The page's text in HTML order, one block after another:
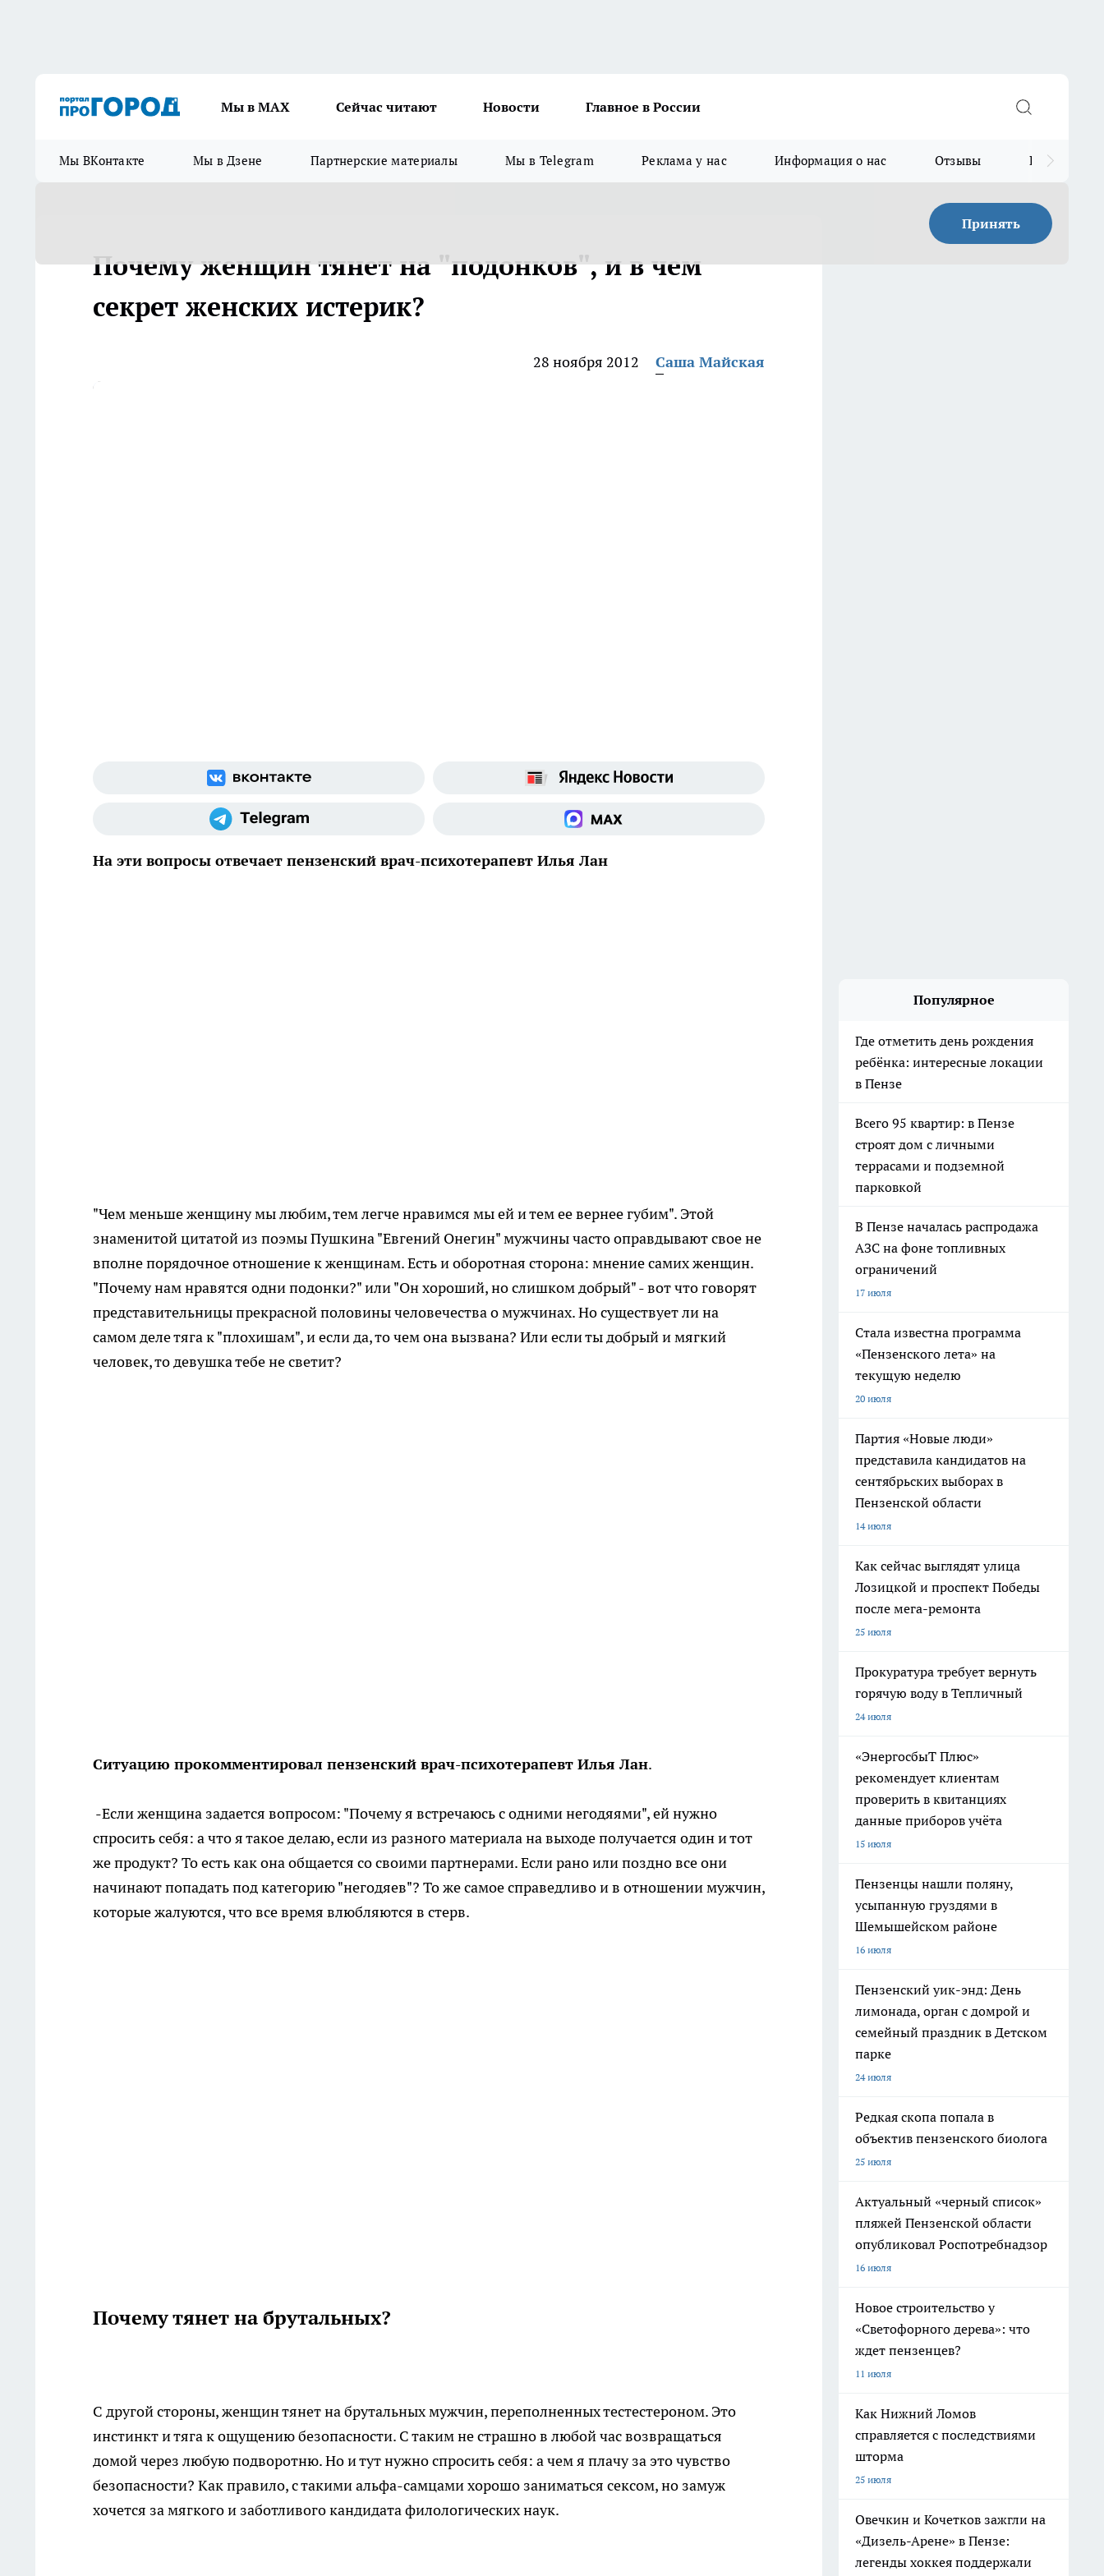
Мы в МАХ Сейчас читают Новости Главное в России
Мы ВКонтакте Мы в Дзене Партнерские материалы Мы в Telegram Реклама у нас Информация о нас Отзывы Прайс для
Принять
Почему женщин тянет на "подонков", и в чем
секрет женских истерик?
28 ноября 2012 Саша Майская
На эти вопросы отвечает пензенский врач-психотерапевт Илья Лан
"Чем меньше женщину мы любим, тем легче нравимся мы ей и тем ее вернее губим". Этой
знаменитой цитатой из поэмы Пушкина "Евгений Онегин" мужчины часто оправдывают свое не
вполне порядочное отношение к женщинам. Есть и оборотная сторона: мнение самих женщин.
"Почему нам нравятся одни подонки?" или "Он хороший, но слишком добрый" - вот что говорят
представительницы прекрасной половины человечества о мужчинах. Но существует ли на
самом деле тяга к "плохишам", и если да, то чем она вызвана? Или если ты добрый и мягкий
человек, то девушка тебе не светит?
Ситуацию прокомментировал пензенский врач-психотерапевт Илья Лан.
-Если женщина задается вопросом: "Почему я встречаюсь с одними негодяями", ей нужно
спросить себя: а что я такое делаю, если из разного материала на выходе получается один и тот
же продукт? То есть как она общается со своими партнерами. Если рано или поздно все они
начинают попадать под категорию "негодяев"? То же самое справедливо и в отношении мужчин,
которые жалуются, что все время влюбляются в стерв.
Почему тянет на брутальных?
С другой стороны, женщин тянет на брутальных мужчин, переполненных тестестероном. Это
инстинкт и тяга к ощущению безопасности. С таким не страшно в любой час возвращаться
домой через любую подворотню. Но и тут нужно спросить себя: а чем я плачу за это чувство
безопасности? Как правило, с такими альфа-самцами хорошо заниматься сексом, но замуж
хочется за мягкого и заботливого кандидата филологических наук.
Популярное
Где отметить день рождения
ребёнка: интересные локации
в Пензе
Всего 95 квартир: в Пензе
строят дом с личными
террасами и подземной
парковкой
В Пензе началась распродажа
АЗС на фоне топливных
ограничений
17 июля
Стала известна программа
«Пензенского лета» на
текущую неделю
20 июля
Партия «Новые люди»
представила кандидатов на
сентябрьских выборах в
Пензенской области
14 июля
Как сейчас выглядят улица
Лозицкой и проспект Победы
после мега-ремонта
25 июля
Прокуратура требует вернуть
горячую воду в Тепличный
24 июля
«ЭнергосбыТ Плюс»
рекомендует клиентам
проверить в квитанциях
данные приборов учёта
15 июля
Пензенцы нашли поляну,
усыпанную груздями в
Шемышейском районе
16 июля
Пензенский уик-энд: День
лимонада, орган с домрой и
семейный праздник в Детском
парке
24 июля
Редкая скопа попала в
объектив пензенского биолога
25 июля
Актуальный «черный список»
пляжей Пензенской области
опубликовал Роспотребнадзор
16 июля
Новое строительство у
«Светофорного дерева»: что
ждет пензенцев?
11 июля
Как Нижний Ломов
справляется с последствиями
шторма
25 июля
Овечкин и Кочетков зажгли на
«Дизель-Арене» в Пензе:
легенды хоккея поддержали